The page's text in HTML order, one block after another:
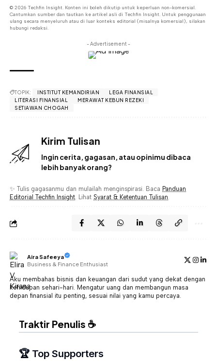
© 2026 Techfin Insight. Konten ini boleh dikutip untuk keperluan non-komersial.
Cantumkan sumber dan tautkan ke artikel asli di Techfin Insight. Untuk penggunaan
ulang secara menyeluruh atau di luar konteks editorial (misalnya komersial), silakan
hubungi redaksi.
- Advertisement -
TOPIK: INSTITUT KEMANDIRIAN
LEGA FINANSIAL
LITERASI FINANSIAL
MERAWAT KEBUN REZEKI
SETIAWAN CHOGAH
Kirim Tulisan
Ingin cerita, gagasan, atau opinimu dibaca
lebih banyak orang?
✨ Tulis gagasanmu dan mulailah menginspirasi. Baca Panduan
Editorial Techfin Insight. Lihat Syarat & Ketentuan Tulisan.
Aira Safeeya
Business & Finance Enthusiast
Aku membahas bisnis dan keuangan dari sudut yang dekat dengan
kehidupan sehari-hari. Mengatur uang dan membangun masa
depan finansial itu penting, sesuai nilai yang kamu percaya.
Traktir Penulis ☕
🏆 Top Supporters